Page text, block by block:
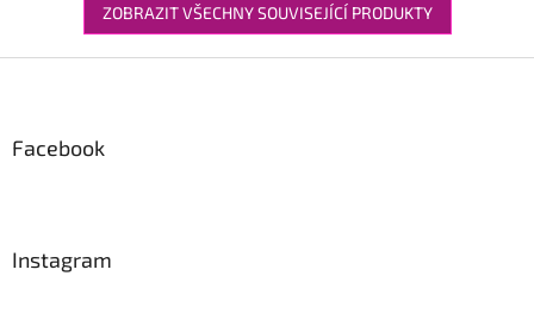
ZOBRAZIT VŠECHNY SOUVISEJÍCÍ PRODUKTY
Facebook
Instagram